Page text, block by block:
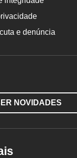
e denúncia
NOVIDADES